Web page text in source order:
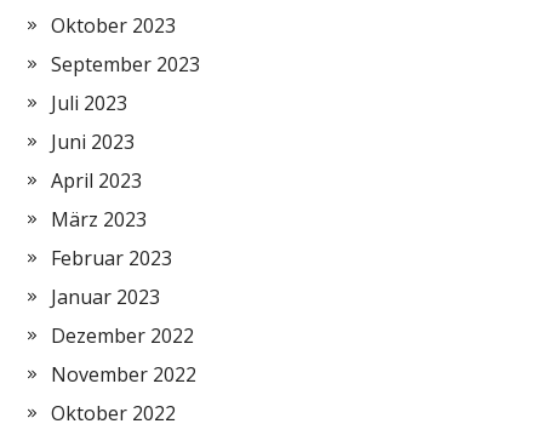
Oktober 2023
September 2023
Juli 2023
Juni 2023
April 2023
März 2023
Februar 2023
Januar 2023
Dezember 2022
November 2022
Oktober 2022